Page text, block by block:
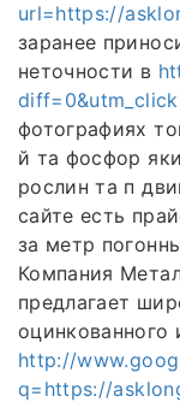
url=https://
заранее
неточности в
фотографиях
й та фосфор
рослин та п
сайте есть
за метр
Компания
предлагает
оцинкованного
http://
q=https://